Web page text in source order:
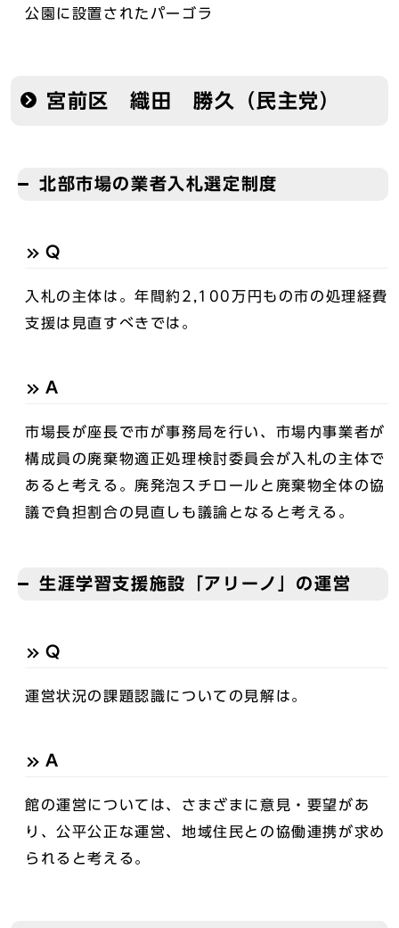
公園に設置されたパーゴラ
宮前区 織田 勝久（民主党）
北部市場の業者入札選定制度
Q
入札の主体は。年間約2,100万円もの市の処理経費
支援は見直すべきでは。
A
市場長が座長で市が事務局を行い、市場内事業者が
構成員の廃棄物適正処理検討委員会が入札の主体で
あると考える。廃発泡スチロールと廃棄物全体の協
議で負担割合の見直しも議論となると考える。
生涯学習支援施設「アリーノ」の運営
Q
運営状況の課題認識についての見解は。
A
館の運営については、さまざまに意見・要望があ
り、公平公正な運営、地域住民との協働連携が求め
られると考える。